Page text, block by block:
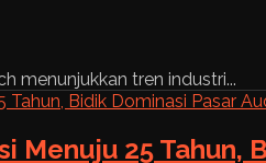
menunjukkan tren industri...
Menuju 25